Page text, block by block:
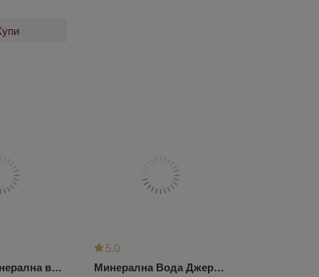
Газирана минерална вода Набеглави
5.0
Минерална Вода Джермук